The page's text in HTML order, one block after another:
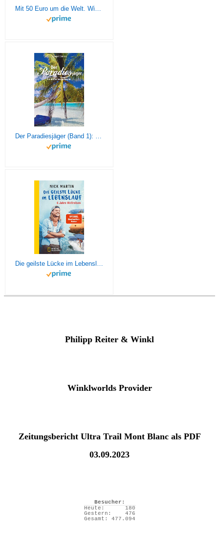
Philipp Reiter & Winkl
Winklworlds Provider
Zeitungsbericht Ultra Trail Mont Blanc als PDF
03.09.2023
Besucher:
Heute:
180
Gestern:
476
Gesamt:
477.094